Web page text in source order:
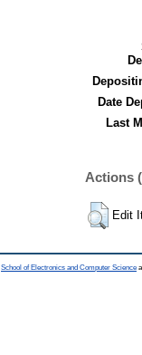
Date
Last
Actions
Edit
School of Electronics and Computer Science